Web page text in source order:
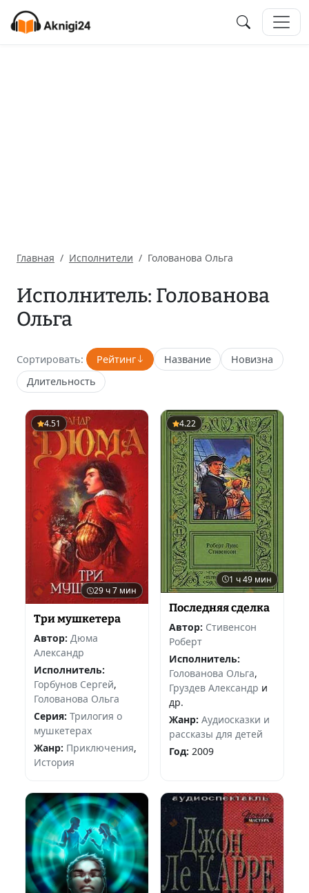
Главная Исполнители Голованова Ольга
Исполнитель: Голованова
Ольга
Сортировать: Рейтинг Название
Новизна
Длительность
4.51
29 ч 7 мин
Три мушкетера
Автор: Дюма
Александр
Исполнитель:
Горбунов Сергей,
Голованова Ольга
Серия: Трилогия о
мушкетерах
Жанр: Приключения,
История
4.22
1 ч 49 мин
Последняя сделка
Автор: Стивенсон
Роберт
Исполнитель:
Голованова Ольга,
Груздев Александр и
др.
Жанр: Аудиосказки и
рассказы для детей
Год: 2009